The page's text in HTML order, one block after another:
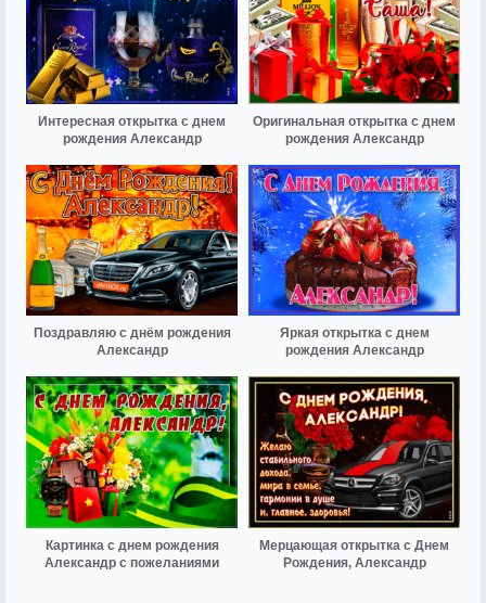
Интересная открытка с днем
рождения Александр
Оригинальная открытка с днем
рождения Александр
Поздравляю с днём рождения
Александр
Яркая открытка с днем
рождения Александр
Картинка с днем рождения
Александр с пожеланиями
Мерцающая открытка с Днем
Рождения, Александр